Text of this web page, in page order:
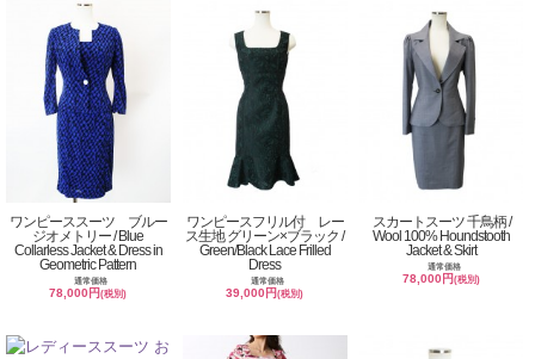
ワンピーススーツ ブルー
ジオメトリー / Blue
Collarless Jacket & Dress in
Geometric Pattern
通常価格
78,000円(税別)
ワンピースフリル付 レー
ス生地 グリーン×ブラック /
Green/Black Lace Frilled
Dress
通常価格
39,000円(税別)
スカートスーツ 千鳥柄 /
Wool 100% Houndstooth
Jacket & Skirt
通常価格
78,000円(税別)